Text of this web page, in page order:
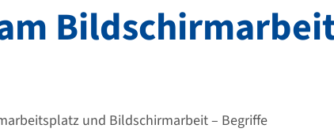
und Bildschirmarbeit – Begriffe